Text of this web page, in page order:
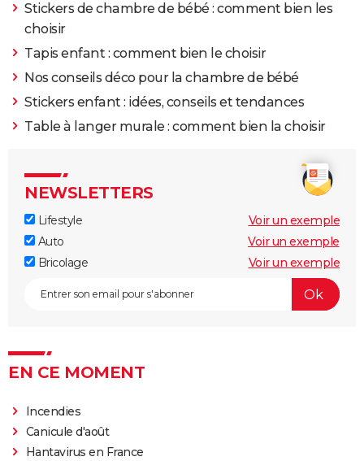
Stickers de chambre de bébé : comment bien les
choisir
Tapis enfant : comment bien le choisir
Nos conseils déco pour la chambre de bébé
Stickers enfant : idées, conseils et tendances
Table à langer murale : comment bien la choisir
NEWSLETTERS
Lifestyle
Voir un exemple
Auto
Voir un exemple
Bricolage
Voir un exemple
EN CE MOMENT
Incendies
Canicule d'août
Hantavirus en France